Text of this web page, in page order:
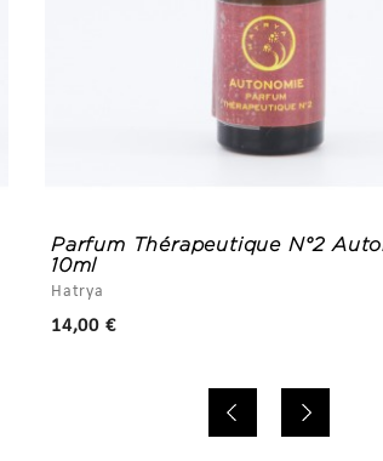
Parfum Thérapeutique N°2
10ml
Hatrya
14,00 €